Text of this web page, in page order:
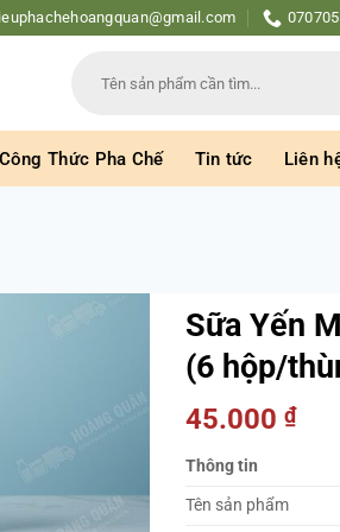
kiếm:
Công Thức Pha Chế Tin tức Liên
Sữa Yến
(6 hộp/
45.000₫
Thông tin
Tên sản phẩm